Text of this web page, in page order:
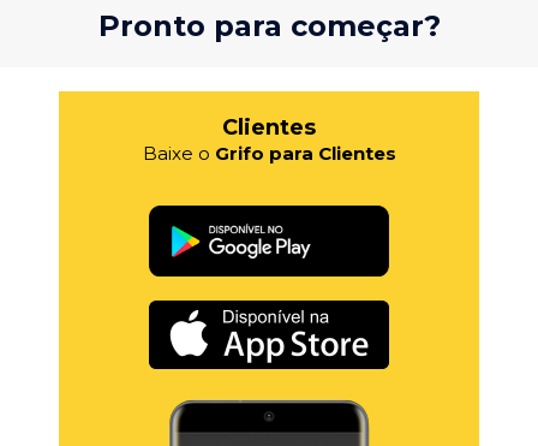
Pronto para começar?
Clientes
Baixe o Grifo para Clientes